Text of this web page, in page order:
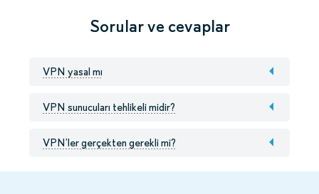
Sorular ve cevaplar
VPN yasal mı
VPN sunucuları tehlikeli midir?
VPN’ler gerçekten gerekli mi?